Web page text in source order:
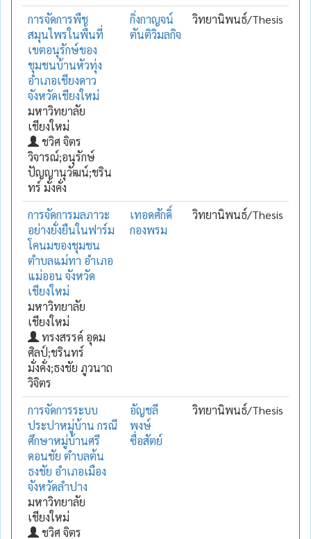
การจัดการพืช
สมุนไพรในพื้นที่
เขตอนุรักษ์ของ
ชุมชนบ้านหัวทุ่ง
อำเภอเชียงดาว
จังหวัดเชียงใหม่
มหาวิทยาลัย
เชียงใหม่
ชวิศ จิตร
วิจารณ์;อนุรักษ์
ปัญญานุวัฒน์;ชริน
ทร์ มั่งคั่ง
กิ่งกาญจน์
ตันติวิมลกิจ
วิทยานิพนธ์/Thesis
การจัดการมลภาวะ
อย่างยั่งยืนในฟาร์ม
โคนมของชุมชน
ตำบลแม่ทา อำเภอ
แม่ออน จังหวัด
เชียงใหม่
มหาวิทยาลัย
เชียงใหม่
ทรงสรรค์ อุดม
ศิลป์;ชรินทร์
มั่งคั่ง;ธงชัย ภูวนาถ
วิจิตร
เทอดศักดิ์
กองพรม
วิทยานิพนธ์/Thesis
การจัดการระบบ
ประปาหมู่บ้าน กรณี
ศึกษาหมู่บ้านศรี
ดอนชัย ตำบลต้น
ธงชัย อำเภอเมือง
จังหวัดลำปาง
มหาวิทยาลัย
เชียงใหม่
ชวิศ จิตร
อัญชลี
พงษ์
ซื่อสัตย์
วิทยานิพนธ์/Thesis